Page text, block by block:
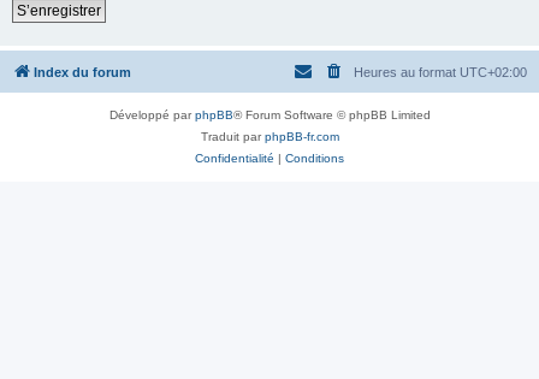
S’enregistrer
Index du forum Heures au format UTC+02:00
Développé parphpBB® Forum Software © phpBB Limited
Traduit parphpBB-fr.com
Confidentialité | Conditions